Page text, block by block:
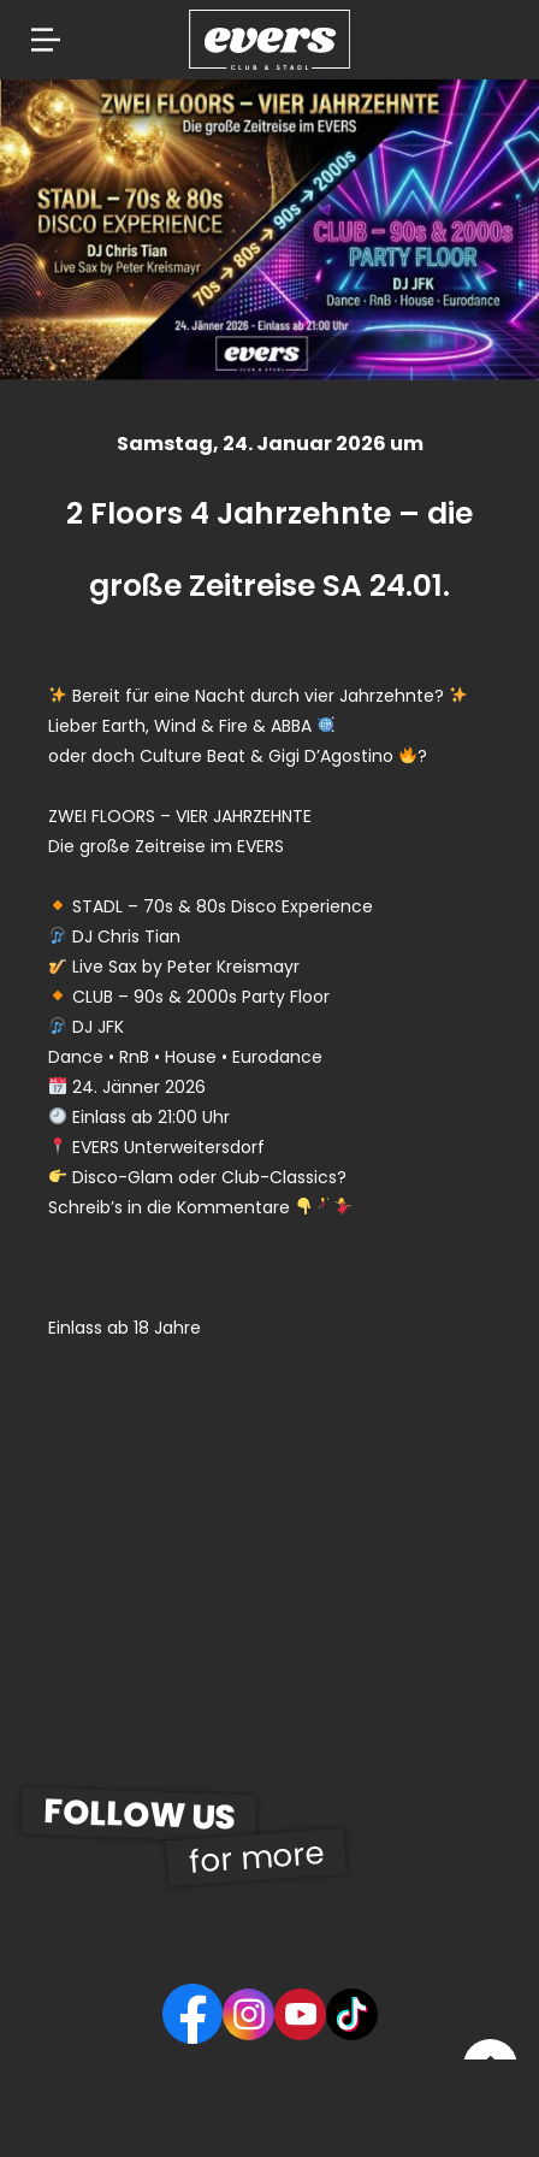
Springe
zum
Inhalt
Samstag, 24. Januar 2026 um
2 Floors 4 Jahrzehnte – die
große Zeitreise SA 24.01.
Bereit für eine Nacht durch vier Jahrzehnte?
Lieber Earth, Wind & Fire & ABBA
oder doch Culture Beat & Gigi D’Agostino
?
ZWEI FLOORS – VIER JAHRZEHNTE
Die große Zeitreise im EVERS
STADL – 70s & 80s Disco Experience
DJ Chris Tian
Live Sax by Peter Kreismayr
CLUB – 90s & 2000s Party Floor
DJ JFK
Dance • RnB • House • Eurodance
24. Jänner 2026
Einlass ab 21:00 Uhr
EVERS Unterweitersdorf
Disco-Glam oder Club-Classics?
Schreib’s in die Kommentare
Einlass ab 18 Jahre
FOLLOW US
for more